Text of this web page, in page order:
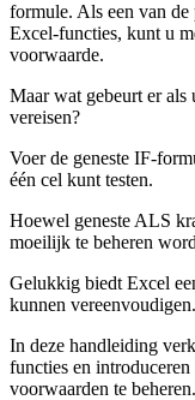
formule. Als een van
Excel-functies, kunt u
voorwaarde.
Maar wat gebeurt er als
vereisen?
Voer de geneste IF-
één cel kunt testen.
Hoewel geneste ALS
moeilijk te beheren
Gelukkig biedt Excel
kunnen vereenvoudigen.
In deze handleiding
functies en
voorwaarden te beheren.